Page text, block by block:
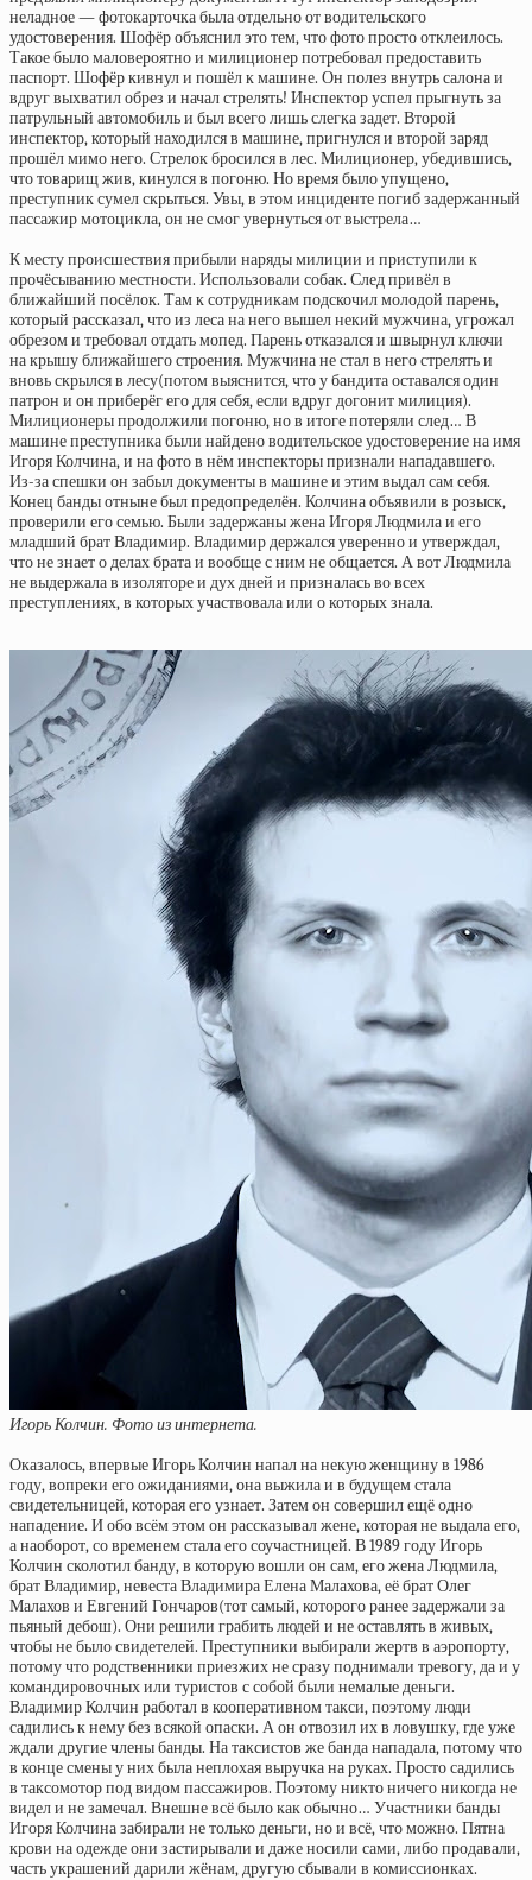
неладное — фотокарточка была отдельно от водительского
удостоверения. Шофёр объяснил это тем, что фото просто отклеилось.
Такое было маловероятно и милиционер потребовал предоставить
паспорт. Шофёр кивнул и пошёл к машине. Он полез внутрь салона и
вдруг выхватил обрез и начал стрелять! Инспектор успел прыгнуть за
патрульный автомобиль и был всего лишь слегка задет. Второй
инспектор, который находился в машине, пригнулся и второй заряд
прошёл мимо него. Стрелок бросился в лес. Милиционер, убедившись,
что товарищ жив, кинулся в погоню. Но время было упущено,
преступник сумел скрыться. Увы, в этом инциденте погиб задержанный
пассажир мотоцикла, он не смог увернуться от выстрела…
К месту происшествия прибыли наряды милиции и приступили к
прочёсыванию местности. Использовали собак. След привёл в
ближайший посёлок. Там к сотрудникам подскочил молодой парень,
который рассказал, что из леса на него вышел некий мужчина, угрожал
обрезом и требовал отдать мопед. Парень отказался и швырнул ключи
на крышу ближайшего строения. Мужчина не стал в него стрелять и
вновь скрылся в лесу(потом выяснится, что у бандита оставался один
патрон и он приберёг его для себя, если вдруг догонит милиция).
Милиционеры продолжили погоню, но в итоге потеряли след… В
машине преступника были найдено водительское удостоверение на имя
Игоря Колчина, и на фото в нём инспекторы признали нападавшего.
Из-за спешки он забыл документы в машине и этим выдал сам себя.
Конец банды отныне был предопределён. Колчина объявили в розыск,
проверили его семью. Были задержаны жена Игоря Людмила и его
младший брат Владимир. Владимир держался уверенно и утверждал,
что не знает о делах брата и вообще с ним не общается. А вот Людмила
не выдержала в изоляторе и дух дней и призналась во всех
преступлениях, в которых участвовала или о которых знала.
Игорь Колчин. Фото из интернета.
Оказалось, впервые Игорь Колчин напал на некую женщину в 1986
году, вопреки его ожиданиями, она выжила и в будущем стала
свидетельницей, которая его узнает. Затем он совершил ещё одно
нападение. И обо всём этом он рассказывал жене, которая не выдала его,
а наоборот, со временем стала его соучастницей. В 1989 году Игорь
Колчин сколотил банду, в которую вошли он сам, его жена Людмила,
брат Владимир, невеста Владимира Елена Малахова, её брат Олег
Малахов и Евгений Гончаров(тот самый, которого ранее задержали за
пьяный дебош). Они решили грабить людей и не оставлять в живых,
чтобы не было свидетелей. Преступники выбирали жертв в аэропорту,
потому что родственники приезжих не сразу поднимали тревогу, да и у
командировочных или туристов с собой были немалые деньги.
Владимир Колчин работал в кооперативном такси, поэтому люди
садились к нему без всякой опаски. А он отвозил их в ловушку, где уже
ждали другие члены банды. На таксистов же банда нападала, потому что
в конце смены у них была неплохая выручка на руках. Просто садились
в таксомотор под видом пассажиров. Поэтому никто ничего никогда не
видел и не замечал. Внешне всё было как обычно… Участники банды
Игоря Колчина забирали не только деньги, но и всё, что можно. Пятна
крови на одежде они застирывали и даже носили сами, либо продавали,
часть украшений дарили жёнам, другую сбывали в комиссионках.